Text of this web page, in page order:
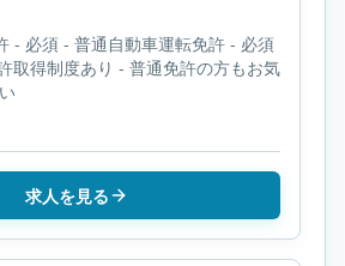
- 必須 - 普通自動車運転免許 - 必須
取得制度あり - 普通免許の方もお気
求人を見る